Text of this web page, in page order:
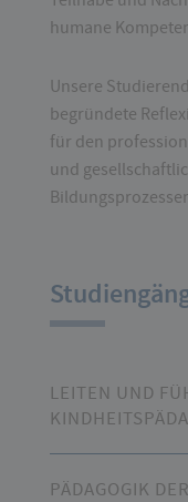
humane
Unsere
begründete
für den
und
LEITEN UND
PÄDAGOGIK